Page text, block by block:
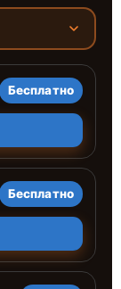
Бесплатно
Бесплатно